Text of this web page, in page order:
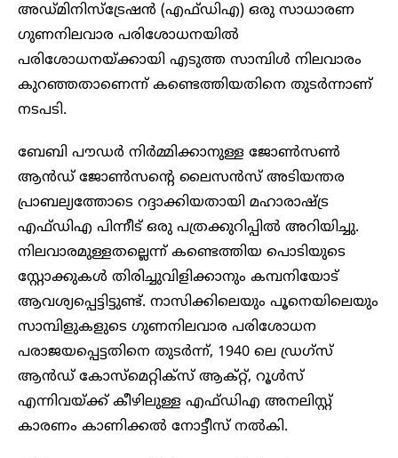
അഡ്മിനിസ്‌ട്രേഷൻ (എഫ്ഡിഎ) ഒരു സാധാരണ
ഗുണനിലവാര പരിശോധനയിൽ
പരിശോധനയ്‌ക്കായി എടുത്ത സാമ്പിൾ നിലവാരം
കുറഞ്ഞതാണെന്ന് കണ്ടെത്തിയതിനെ തുടർന്നാണ്
നടപടി.
ബേബി പൗഡർ നിർമ്മിക്കാനുള്ള ജോൺസൺ
ആൻഡ് ജോൺസന്റെ ലൈസൻസ് അടിയന്തര
പ്രാബല്യത്തോടെ റദ്ദാക്കിയതായി മഹാരാഷ്ട്ര
എഫ്ഡിഎ പിന്നീട് ഒരു പത്രക്കുറിപ്പിൽ അറിയിച്ചു.
നിലവാരമുള്ളതല്ലെന്ന് കണ്ടെത്തിയ പൊടിയുടെ
സ്റ്റോക്കുകൾ തിരിച്ചുവിളിക്കാനും കമ്പനിയോട്
ആവശ്യപ്പെട്ടിട്ടുണ്ട്. നാസിക്കിലെയും പൂനെയിലെയും
സാമ്പിളുകളുടെ ഗുണനിലവാര പരിശോധന
പരാജയപ്പെട്ടതിനെ തുടർന്ന്, 1940 ലെ ഡ്രഗ്‌സ്
ആൻഡ് കോസ്‌മെറ്റിക്‌സ് ആക്റ്റ്, റൂൾസ്
എന്നിവയ്ക്ക് കീഴിലുള്ള എഫ്‌ഡിഎ അനലിസ്റ്റ്
കാരണം കാണിക്കൽ നോട്ടീസ് നൽകി.